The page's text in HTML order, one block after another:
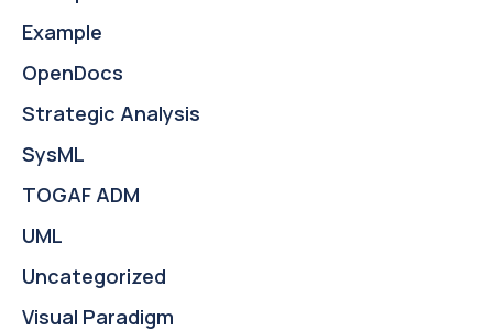
Example
OpenDocs
Strategic Analysis
SysML
TOGAF ADM
UML
Uncategorized
Visual Paradigm